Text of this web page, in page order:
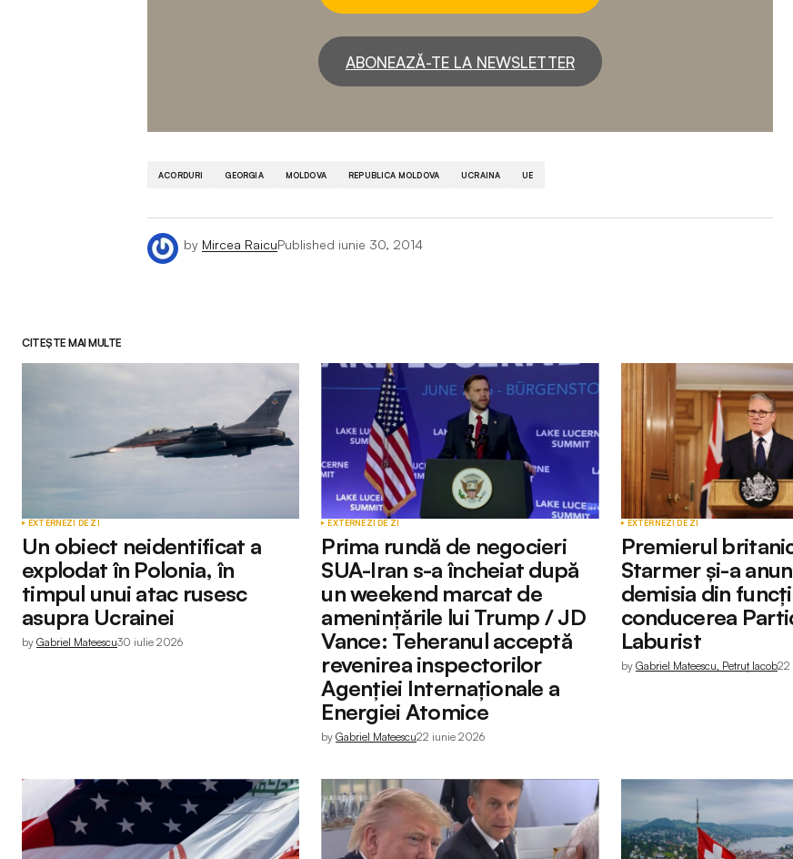
ABONEAZĂ-TE LA NEWSLETTER
ACORDURI GEORGIA MOLDOVA REPUBLICA MOLDOVA UCRAINA UE
by Mircea RaicuPublished iunie 30, 2014
CITEȘTE MAI MULTE
EXTERNEZI DE ZI
Un obiect neidentificat a
explodat în Polonia, în
timpul unui atac rusesc
asupra Ucrainei
by Gabriel Mateescu30 iulie 2026
EXTERNEZI DE ZI
Prima rundă de negocieri
SUA-Iran s-a încheiat după
un weekend marcat de
amenințările lui Trump / JD
Vance: Teheranul acceptă
revenirea inspectorilor
Agenției Internaționale a
Energiei Atomice
by Gabriel Mateescu22 iunie 2026
EXTERNEZI DE ZI
Premierul
Starmer și-a
demisia din
conducerea
Laburist
by Gabriel Mateescu, Petruț Iacob22